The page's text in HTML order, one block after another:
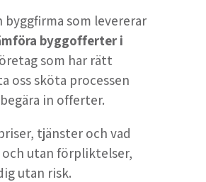
som levererar
byggofferter i
som har rätt
oss sköta processen
in offerter.
tjänster och vad
utan förpliktelser,
utan risk.